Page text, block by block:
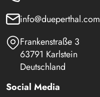
info@dueperthal.com
Frankenstraße 3
63791 Karlstein
Deutschland
Social Media